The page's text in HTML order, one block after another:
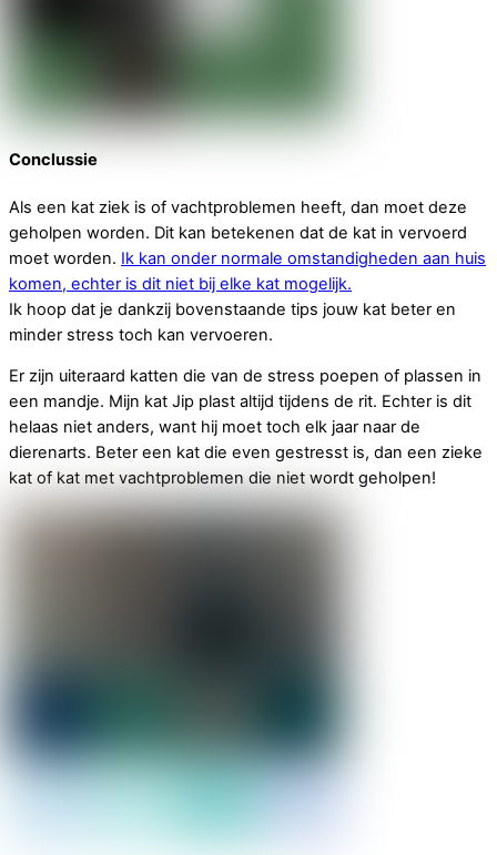
Conclussie
Als een kat ziek is of vachtproblemen heeft, dan moet deze
geholpen worden. Dit kan betekenen dat de kat in vervoerd
moet worden. Ik kan onder normale omstandigheden aan huis
komen, echter is dit niet bij elke kat mogelijk.
Ik hoop dat je dankzij bovenstaande tips jouw kat beter en
minder stress toch kan vervoeren.
Er zijn uiteraard katten die van de stress poepen of plassen in
een mandje. Mijn kat Jip plast altijd tijdens de rit. Echter is dit
helaas niet anders, want hij moet toch elk jaar naar de
dierenarts. Beter een kat die even gestresst is, dan een zieke
kat of kat met vachtproblemen die niet wordt geholpen!